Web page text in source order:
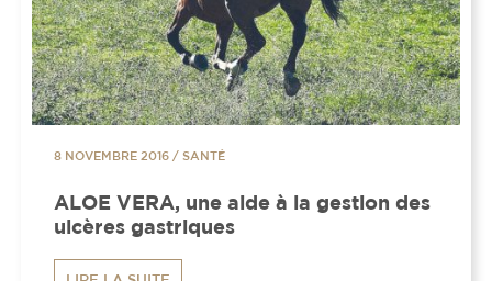
8 NOVEMBRE 2016 /SANTÉ
ALOE VERA, une aide à la gestion des
ulcères gastriques